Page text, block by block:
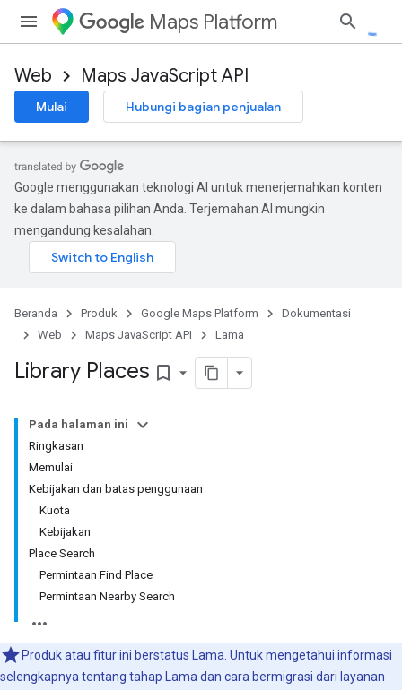
Maps Platform
Web Maps JavaScript API
Mulai Hubungi bagian penjualan
Google menggunakan teknologi AI untuk menerjemahkan konten
ke dalam bahasa pilihan Anda. Terjemahan AI mungkin
mengandung kesalahan.
Beranda Produk Google Maps Platform
Dokumentasi
Web
Maps JavaScript API Lama
Library Places bookmark_border
Pada halaman ini
Ringkasan
Memulai
Kebijakan dan batas penggunaan
Kuota
Kebijakan
Place Search
Permintaan Find Place
Permintaan Nearby Search
Produk atau fitur ini berstatus Lama. Untuk mengetahui informasi
selengkapnya tentang tahap Lama dan cara bermigrasi dari layanan